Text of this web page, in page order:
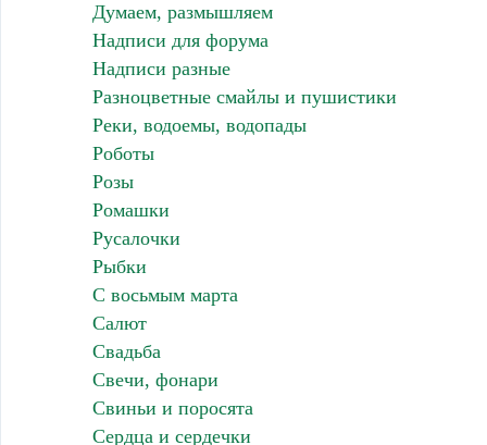
Думаем, размышляем
Надписи для форума
Надписи разные
Разноцветные смайлы и пушистики
Реки, водоемы, водопады
Роботы
Розы
Ромашки
Русалочки
Рыбки
С восьмым марта
Салют
Свадьба
Свечи, фонари
Свиньи и поросята
Сердца и сердечки